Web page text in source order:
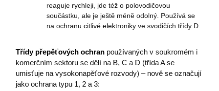
reaguje rychleji, jde též o polovodičovou
součástku, ale je ještě méně odolný. Používá se
na ochranu citlivé elektroniky ve svodičích třídy D.
Třídy přepěťových ochran používaných v soukromém i
komerčním sektoru se dělí na B, C a D (třída A se
umisťuje na vysokonapěťové rozvody) – nově se označují
jako ochrana typu 1, 2 a 3: